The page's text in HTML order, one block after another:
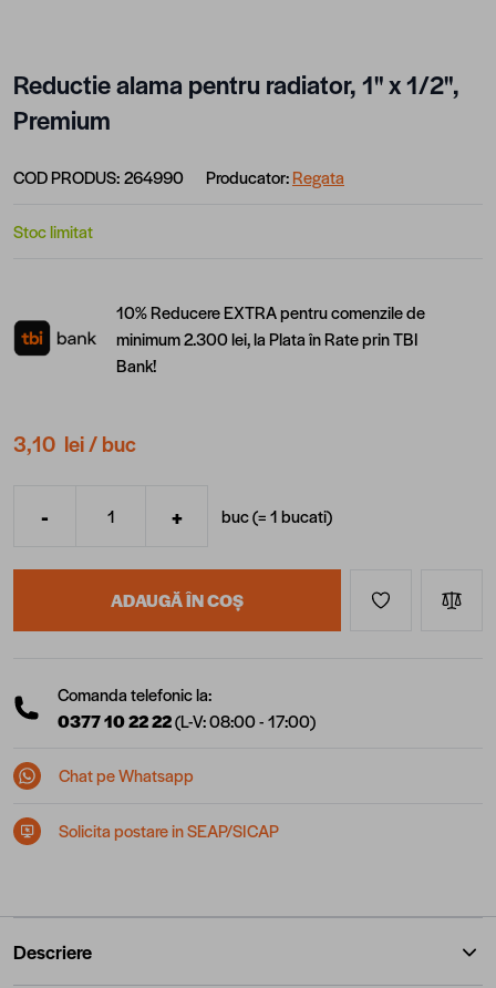
Reductie alama pentru radiator, 1" x 1/2",
Premium
COD PRODUS:264990 Producator:Regata
Stoc limitat
10% Reducere EXTRA pentru comenzile de
minimum 2.300 lei, la Plata în Rate prin TBI
Bank!
3,10 lei/ buc
Cantitate
- + buc (=1bucati)
ADAUGĂ ÎN COȘ
Comanda telefonic la:
0377 10 22 22(L-V: 08:00 - 17:00)
Chat pe Whatsapp
Solicita postare in SEAP/SICAP
Descriere